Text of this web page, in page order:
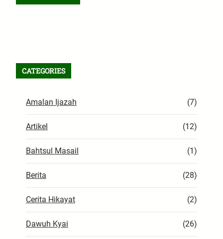
CATEGORIES
Amalan Ijazah (7)
Artikel (12)
Bahtsul Masail (1)
Berita (28)
Cerita Hikayat (2)
Dawuh Kyai (26)